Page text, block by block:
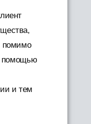
помимо
помощью
и тем